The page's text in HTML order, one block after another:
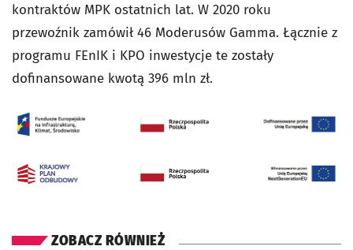
kontraktów MPK ostatnich lat. W 2020 roku
przewoźnik zamówił 46 Moderusów Gamma. Łącznie z
programu FEnIK i KPO inwestycje te zostały
dofinansowane kwotą 396 mln zł.
ZOBACZ RÓWNIEŻ